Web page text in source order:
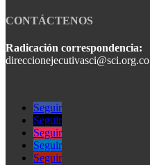
CONTÁCTENOS
Radicación correspondencia:
direccionejecutivasci@sci.org.co
Seguir
Seguir
Seguir
Seguir
Seguir